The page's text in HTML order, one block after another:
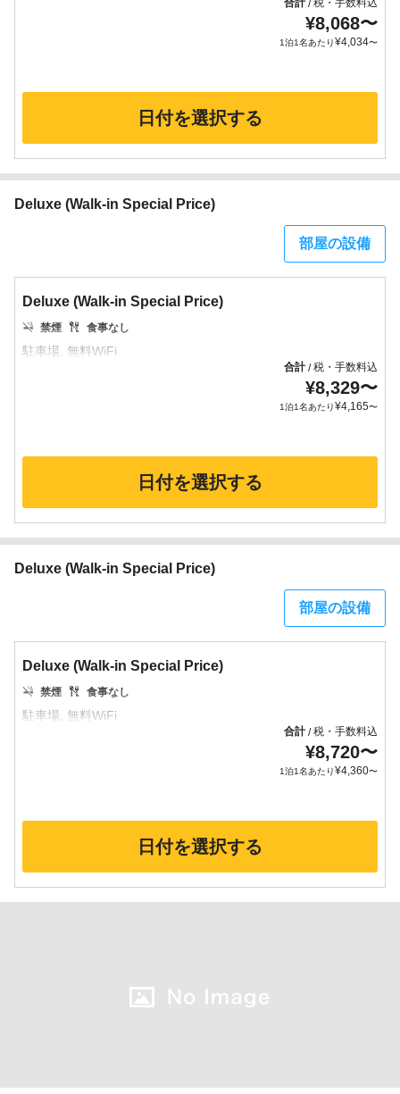
合計/ 税・手数料込
¥8,068〜
1泊1名あたり¥4,034〜
日付を選択する
Deluxe (Walk-in Special Price)
部屋の設備
Deluxe (Walk-in Special Price)
禁煙 食事なし
合計/税・手数料込
¥8,329〜
1泊1名あたり¥4,165〜
日付を選択する
Deluxe (Walk-in Special Price)
部屋の設備
Deluxe (Walk-in Special Price)
禁煙 食事なし
合計/税・手数料込
¥8,720〜
1泊1名あたり¥4,360〜
日付を選択する